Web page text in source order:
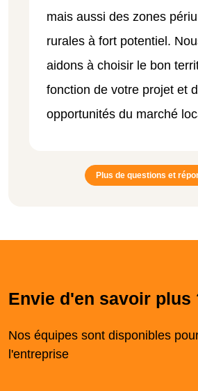
mais aussi des zones
rurales à fort potentiel.
aidons à choisir le bon
fonction de votre projet et
opportunités du marché
Plus de questions et
Envie d'en savoir plus
Nos équipes sont disponibles
l'entreprise